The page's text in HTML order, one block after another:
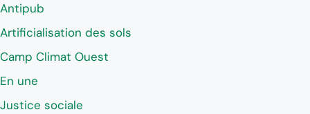
Antipub
Artificialisation des sols
Camp Climat Ouest
En une
Justice sociale